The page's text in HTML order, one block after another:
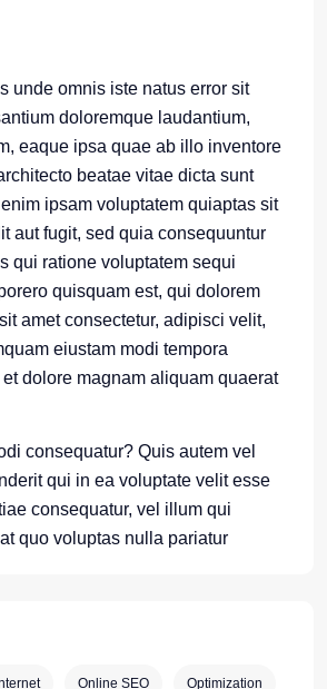
unde omnis iste natus error sit
doloremque laudantium,
eaque ipsa quae ab illo inventore
beatae vitae dicta sunt
ipsam voluptatem quiaptas sit
aut fugit, sed quia consequuntur
qui ratione voluptatem sequi
quisquam est, qui dolorem
amet consectetur, adipisci velit,
eiustam modi tempora
dolore magnam aliquam quaerat
consequatur? Quis autem vel
qui in ea voluptate velit esse
consequatur, vel illum qui
quo voluptas nulla pariatur
Online SEO Optimization